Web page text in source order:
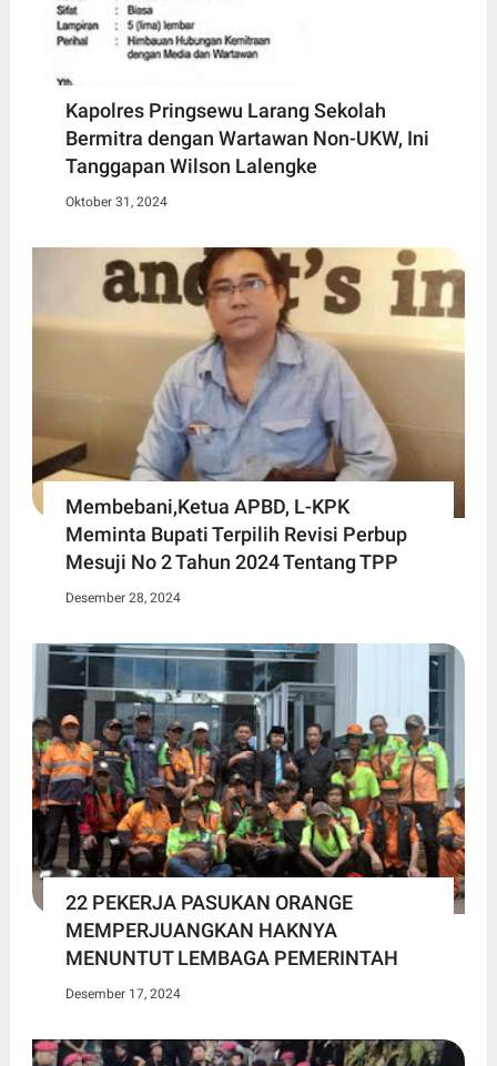
Kapolres Pringsewu Larang Sekolah
Bermitra dengan Wartawan Non-UKW, Ini
Tanggapan Wilson Lalengke
Oktober 31, 2024
Membebani,Ketua APBD, L-KPK
Meminta Bupati Terpilih Revisi Perbup
Mesuji No 2 Tahun 2024 Tentang TPP
Desember 28, 2024
22 PEKERJA PASUKAN ORANGE
MEMPERJUANGKAN HAKNYA
MENUNTUT LEMBAGA PEMERINTAH
Desember 17, 2024